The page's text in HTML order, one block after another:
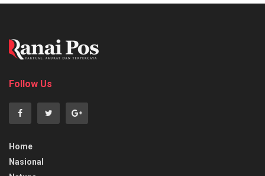
Follow Us
Home
Nasional